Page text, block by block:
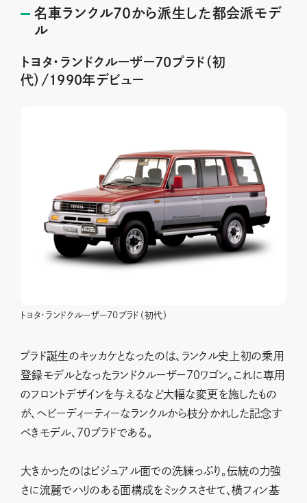
名車ランクル70から派生した都会派モデ
ル
トヨタ・ランドクルーザー70プラド（初
代）/1990年デビュー
トヨタ・ランドクルーザー70プラド（初代）
プラド誕生のキッカケとなったのは、ランクル史上初の乗用
登録モデルとなったランドクルーザー70ワゴン。これに専用
のフロントデザインを与えるなど大幅な変更を施したもの
が、ヘビーディーティーなランクルから枝分かれした記念す
べきモデル、70プラドである。
大きかったのはビジュアル面での洗練っぷり。伝統の力強
さに流麗でハリのある面構成をミックスさせて、横フィン基